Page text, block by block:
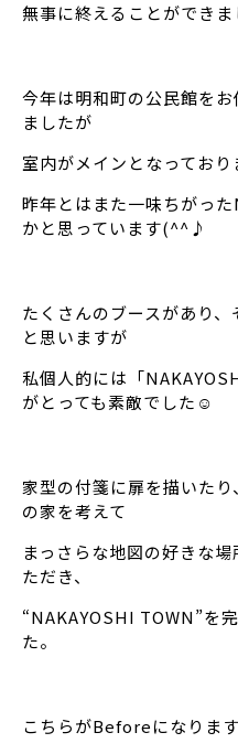
無事に終えることができ
今年は明和町の公民館を
ましたが
室内がメインとなっており
昨年とはまた一味ちがっ
かと思っています(^^♪
たくさんのブースがあり
と思いますが
私個人的には「
がとっても素敵でした☺️
家型の付箋に扉を描いた
の家を考えて
まっさらな地図の好きな
ただき、
“NAKAYOSHI TOWN”を
た。
こちらがBeforeになります